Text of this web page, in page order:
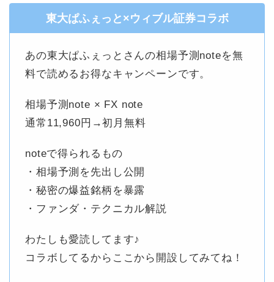
東大ぱふぇっと×ウィブル証券コラボ
あの東大ぱふぇっとさんの相場予測noteを無
料で読めるお得なキャンペーンです。
相場予測note × FX note
通常11,960円→初月無料
noteで得られるもの
・相場予測を先出し公開
・秘密の爆益銘柄を暴露
・ファンダ・テクニカル解説
わたしも愛読してます♪
コラボしてるからここから開設してみてね！